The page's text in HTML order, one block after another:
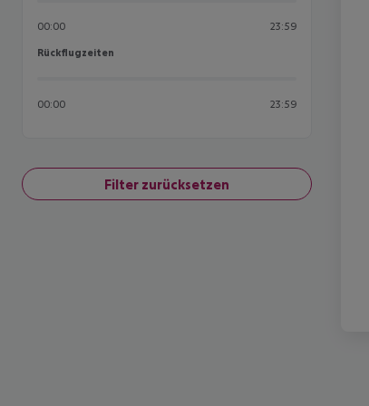
00:00 23:59
Rückflugzeiten
Rückflugzeiten
00:00 23:59
Filter zurücksetzen